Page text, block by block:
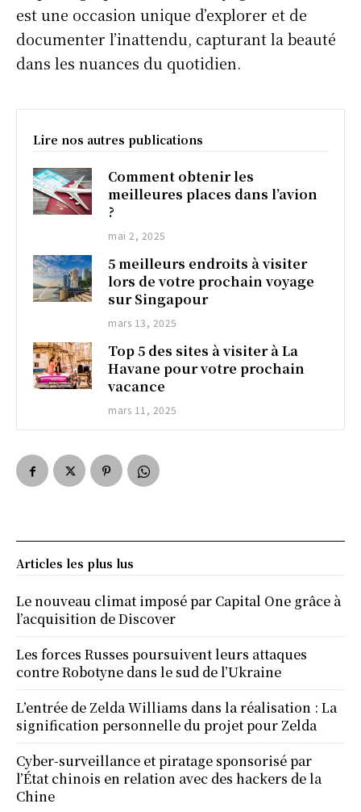
est une occasion unique d’explorer et de
documenter l’inattendu, capturant la beauté
dans les nuances du quotidien.
Lire nos autres publications
Comment obtenir les
meilleures places dans l’avion
?
mai 2, 2025
5 meilleurs endroits à visiter
lors de votre prochain voyage
sur Singapour
mars 13, 2025
Top 5 des sites à visiter à La
Havane pour votre prochain
vacance
mars 11, 2025
Articles les plus lus
Le nouveau climat imposé par Capital One grâce à
l’acquisition de Discover
Les forces Russes poursuivent leurs attaques
contre Robotyne dans le sud de l’Ukraine
L’entrée de Zelda Williams dans la réalisation : La
signification personnelle du projet pour Zelda
Cyber-surveillance et piratage sponsorisé par
l’État chinois en relation avec des hackers de la
Chine